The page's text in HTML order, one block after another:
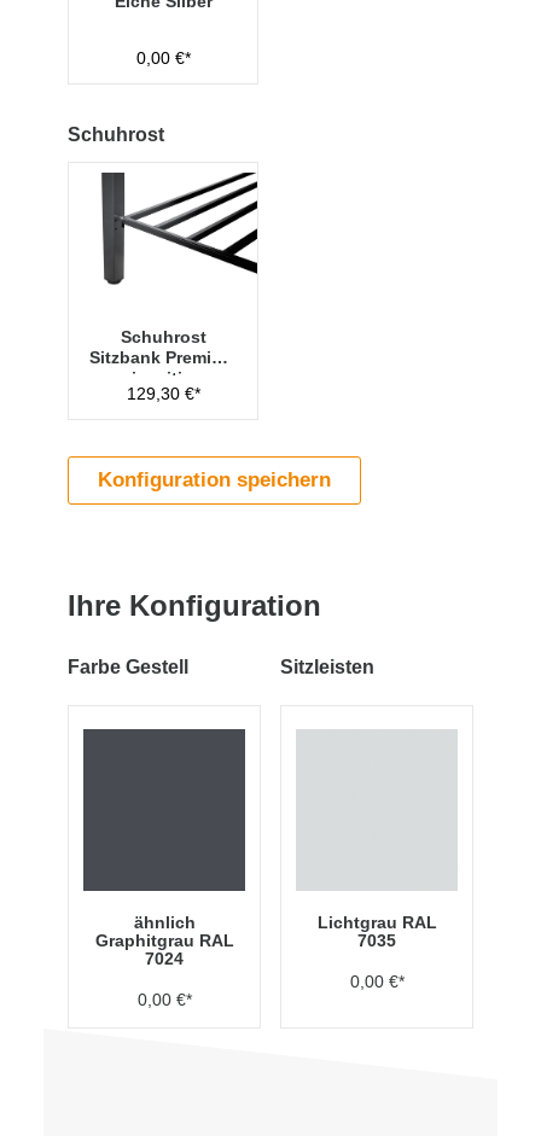
0,00 €*
Schuhrost
Schuhrost
Sitzbank Premium
einseitig -
2000mm breit
129,30 €*
Konfiguration speichern
Ihre Konfiguration
Farbe Gestell
ähnlich
Graphitgrau RAL
7024
0,00 €*
Sitzleisten
Lichtgrau RAL
7035
0,00 €*